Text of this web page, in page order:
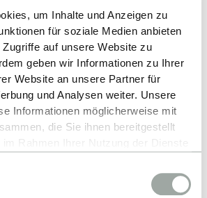
um Inhalte und Anzeigen zu
für soziale Medien anbieten
auf unsere Website zu
geben wir Informationen zu Ihrer
Website an unsere Partner für
und Analysen weiter. Unsere
Informationen möglicherweise mit
die Sie ihnen bereitgestellt
und personenbezogene
Sie unserer
Kontakt